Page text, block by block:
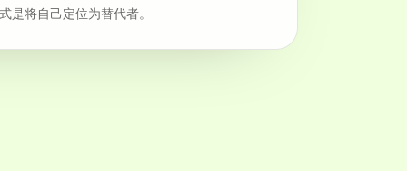
是将自己定位为替代者。